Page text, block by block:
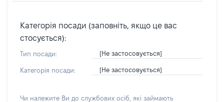
Категорія посади (заповніть, якщо це вас
стосується):
Тип посади: [Не застосовується]
Категорія посади: [Не застосовується]
Чи належите Ви до службових осіб, які займають